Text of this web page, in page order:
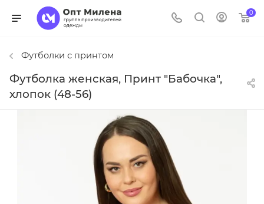
0
Футболки с принтом
Футболка женская, Принт "Бабочка",
хлопок (48-56)